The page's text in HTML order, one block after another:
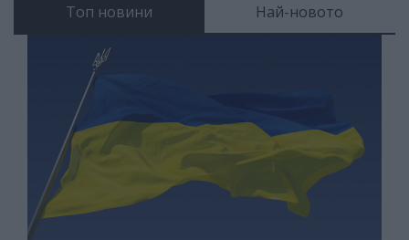
Топ новини Най-новото